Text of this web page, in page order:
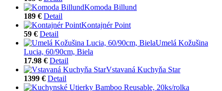
Komoda Billund
189 € Detail
Kontajnér Point
59 € Detail
Umelá Kožušina
Lucia, 60/90cm, Biela
17.98 € Detail
Vstavaná Kuchyňa Star
1399 € Detail